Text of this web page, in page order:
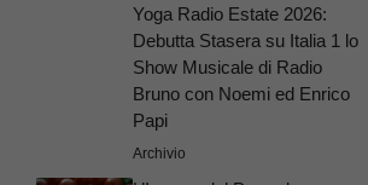
Yoga Radio Estate 2026:
Debutta Stasera su Italia 1 lo
Show Musicale di Radio
Bruno con Noemi ed Enrico
Papi
Archivio